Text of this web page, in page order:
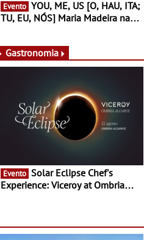
Evento
TU, EU, NÓS] Maria Madeira na
Gastronomia
Evento
Experience: Viceroy at Ombria